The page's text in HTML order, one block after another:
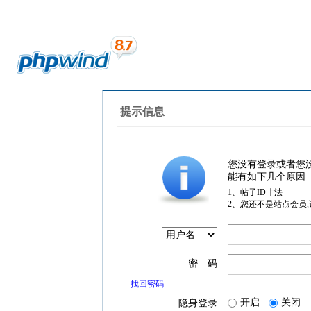
提示信息
您没有登录或者您
能有如下几个原因
1、帖子ID非法
2、您还不是站点会员
密 码
找回密码
隐身登录 开启 关闭